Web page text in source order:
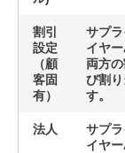
割引
設定
（顧
客固
有）
サプ
イヤ
両方
び割
す。
法人
サプ
イヤ